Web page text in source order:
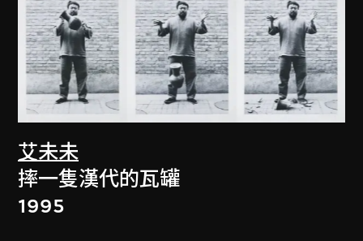
艾未未
摔一隻漢代的瓦罐
1995